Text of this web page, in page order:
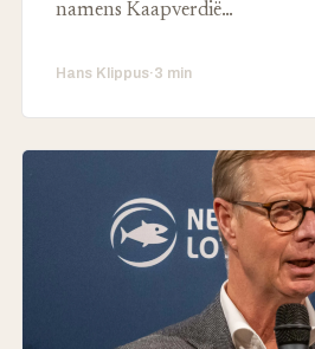
namens Kaapverdië…
Hans Klippus·3 min